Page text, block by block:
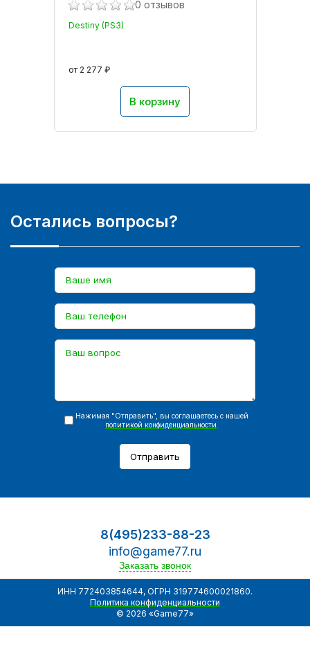
0 отзывов
Destiny (PS3)
от 2 277 ₽
В корзину
Остались вопросы?
Нажимая "Отправить", вы соглашаетесь с нашей
политикой конфиденциальности
Отправить
8(495)233-88-23
info@game77.ru
Заказать звонок
ИНН 772403854644, ОГРН 319774600021860.
Политика конфиденциальности
© 2026 «Game77»